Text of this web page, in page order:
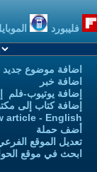
فليبورد
اضافة موضوع جديد
اضافة خبر
إضافة يوتيوب-فلم
إضافة كتاب إلى
article - English
أضف حملة
تعديل الموقع
ابحث في موقع